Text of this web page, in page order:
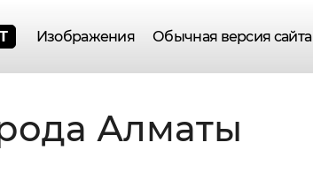
T Изображения Обычная версия сайта
Алматы